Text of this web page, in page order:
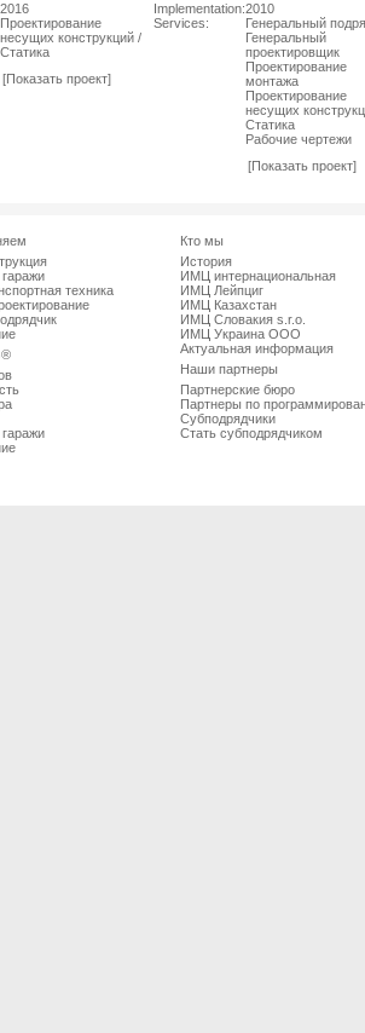
2016
Проектирование
несущих конструкций /
Статика
[Показать проект]
Implementation:2010
Services:
Генеральный
Генеральный
проектировщик
Проектирование
монтажа
Проектирование
несущих
Статика
Рабочие чертежи
[Показать проект]
техника
Кто мы
История
ИМЦ интернациональная
ИМЦ Лейпциг
ИМЦ Казахстан
ИМЦ Словакия s.r.o.
ИМЦ Украина ООО
Актуальная информация
Наши партнеры
Партнерские бюро
Партнеры по
Субподрядчики
Стать субподрядчиком